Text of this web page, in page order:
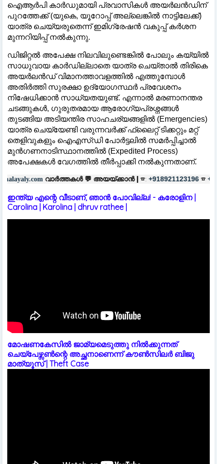
ഐആർപി കാർഡുമായി പ്രവാസികൾ അയർലൻഡിന്
പുറത്തേക്ക് (യുകെ, യൂറോപ്പ് അല്ലെങ്കിൽ നാട്ടിലേക്ക്)
യാത്ര ചെയ്യരുതെന്ന് ഇമിഗ്രേഷൻ വകുപ്പ് കർശന
മുന്നറിയിപ്പ് നൽകുന്നു.
ഡിജിറ്റൽ അപേക്ഷ നിലവിലുണ്ടെങ്കിൽ പോലും കയ്യിൽ
സാധുവായ കാർഡില്ലാതെ യാത്ര ചെയ്താൽ തിരികെ
അയർലൻഡ് വിമാനത്താവളത്തിൽ എത്തുമ്പോൾ
അതിർത്തി സുരക്ഷാ ഉദ്യോഗസ്ഥർ പ്രവേശനം
നിഷേധിക്കാൻ സാധ്യതയുണ്ട്. എന്നാൽ മരണാനന്തര
ചടങ്ങുകൾ, ഗുരുതരമായ ആരോഗ്യപ്രശ്നങ്ങൾ
തുടങ്ങിയ അടിയന്തിര സാഹചര്യങ്ങളിൽ (Emergencies)
യാത്ര ചെയ്യേണ്ടി വരുന്നവർക്ക് ഫ്ലൈറ്റ് ടിക്കറ്റും മറ്റ്
തെളിവുകളും ഐഎസ്ഡി പോർട്ടലിൽ സമർപ്പിച്ചാൽ
മുൻഗണനാടിസ്ഥാനത്തിൽ (Expedited Process)
അപേക്ഷകൾ വേഗത്തിൽ തീർപ്പാക്കി നൽകുന്നതാണ്.
💬അയയ്ക്കാൻ | ☎: +918921123196 ☎ +918606657037
ഇന്ത്യ എന്റെ വീടാണ്, ഞാൻ പോവില്ല! - കരോളിന |
Carolina | Karolina | dhruv rathee |
മോഷണകേസിൽ ജാമ്യമെടുത്തു നിൽക്കുന്നത്
ചെയ്പേഴ്സൺന്റെ അച്ഛനാണെന്ന് കൗൺസിലർ ബിജു
മാത്യൂസ് | Theft Case